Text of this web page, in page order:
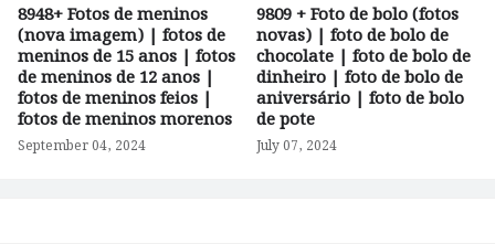
8948+ Fotos de meninos
(nova imagem) | fotos de
meninos de 15 anos | fotos
de meninos de 12 anos |
fotos de meninos feios |
fotos de meninos morenos
September 04, 2024
9809 + Foto de bolo (fotos
novas) | foto de bolo de
chocolate | foto de bolo de
dinheiro | foto de bolo de
aniversário | foto de bolo
de pote
July 07, 2024